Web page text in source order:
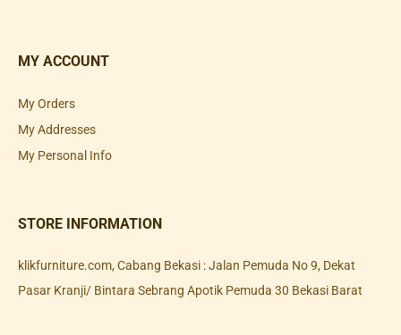
MY ACCOUNT
My Orders
My Addresses
My Personal Info
STORE INFORMATION
klikfurniture.com, Cabang Bekasi : Jalan Pemuda No 9, Dekat
Pasar Kranji/ Bintara Sebrang Apotik Pemuda 30 Bekasi Barat